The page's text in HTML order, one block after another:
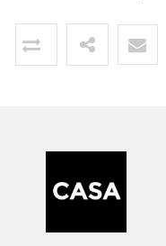
service zowel voor,
voor de heel vriendelijke en
leverde en ons hielp